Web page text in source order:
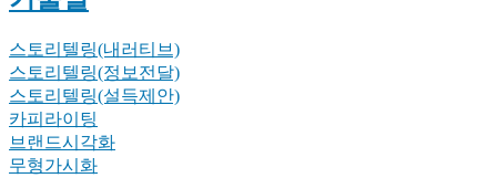
스토리텔링(내러티브)
스토리텔링(정보전달)
스토리텔링(설득제안)
카피라이팅
브랜드시각화
무형가시화